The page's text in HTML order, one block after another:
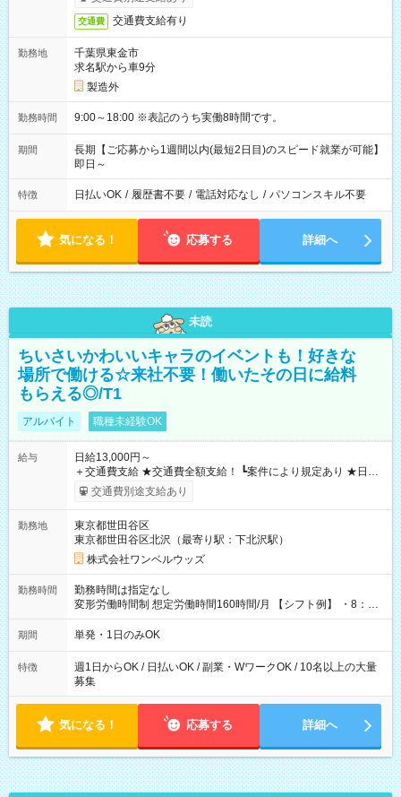
交通費 交通費支給有り
勤務地
千葉県東金市
求名駅から車9分
製造外
勤務時間 9:00～18:00 ※表記のうち実働8時間です。
期間
長期【ご応募から1週間以内(最短2日目)のスピード就業が可能】
即日～
特徴 日払いOK / 履歴書不要 / 電話対応なし / パソコンスキル不要
気になる！ 応募する 詳細へ
未読
ちいさいかわいいキャラのイベントも！好きな
場所で働ける☆来社不要！働いたその日に給料
もらえる◎/T1
アルバイト 職種未経験OK
給与
日給13,000円～
＋交通費支給 ★交通費全額支給！ ┗案件により規定あり ★日払
いOK！（規定あり） ┗働いたその日に現金GET♪ お仕事後はコ
ンビニATMから 日払い分を引き落とせます！ 【試用期間】試
交通費別途支給あり
勤務地
東京都世田谷区
東京都世田谷区北沢（最寄り駅：下北沢駅）
株式会社ワンベルウッズ
勤務時間
勤務時間は指定なし
変形労働時間制 想定労働時間160時間/月 【シフト例】 ・8：00
～21：00
期間 単発・1日のみOK
特徴
週1日からOK / 日払いOK / 副業・WワークOK / 10名以上の大量
募集
気になる！ 応募する 詳細へ